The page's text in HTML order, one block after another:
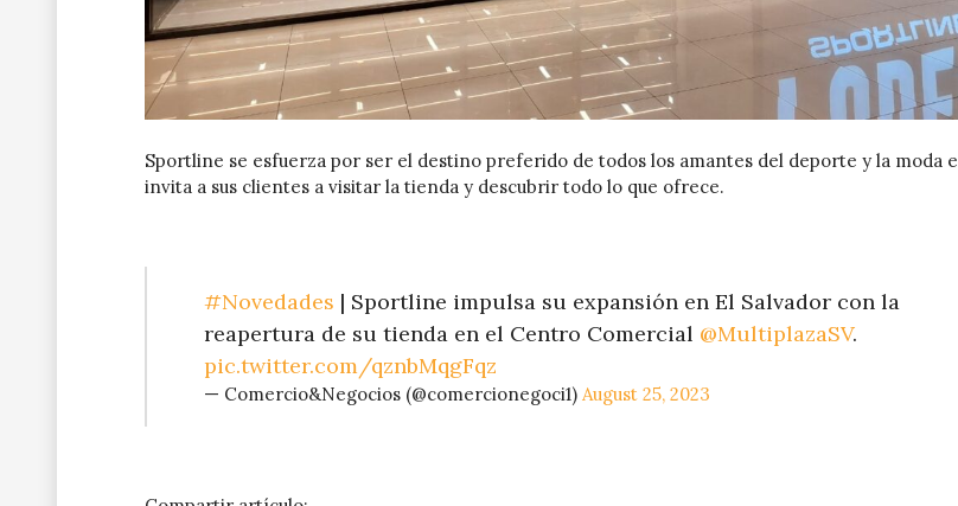
Sportline se esfuerza por ser el destino preferido de todos los amantes del deporte y la moda e
invita a sus clientes a visitar la tienda y descubrir todo lo que ofrece.
#Novedades | Sportline impulsa su expansión en El Salvador con la
reapertura de su tienda en el Centro Comercial @MultiplazaSV.
pic.twitter.com/qznbMqgFqz
— Comercio&Negocios (@comercionegoci1) August 25, 2023